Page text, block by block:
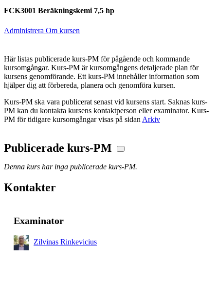
FCK3001 Beräkningskemi 7,5 hp
Administrera Om kursen
Här listas publicerade kurs-PM för pågående och kommande
kursomgångar. Kurs-PM är kursomgångens detaljerade plan för
kursens genomförande. Ett kurs-PM innehåller information som
hjälper dig att förbereda, planera och genomföra kursen.
Kurs-PM ska vara publicerat senast vid kursens start. Saknas kurs-
PM kan du kontakta kursens kontaktperson eller examinator. Kurs-
PM för tidigare kursomgångar visas på sidan Arkiv
Publicerade kurs-PM
Denna kurs har inga publicerade kurs-PM.
Kontakter
Examinator
Zilvinas Rinkevicius